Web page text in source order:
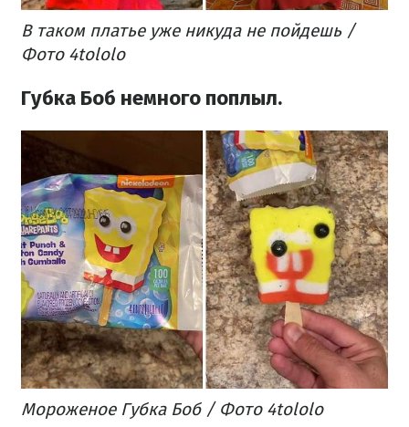
В таком платье уже никуда не пойдешь /
Фото 4tololo
Губка Боб немного поплыл.
Мороженое Губка Боб / Фото 4tololo